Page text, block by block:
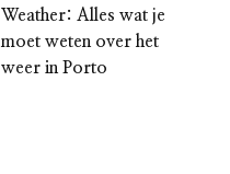
Weather: Alles wat je
moet weten over het
weer in Porto